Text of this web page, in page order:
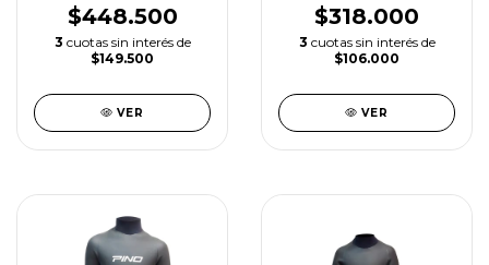
$448.500
3 cuotas sin interés de
$149.500
VER
$318.000
3 cuotas sin interés de
$106.000
VER